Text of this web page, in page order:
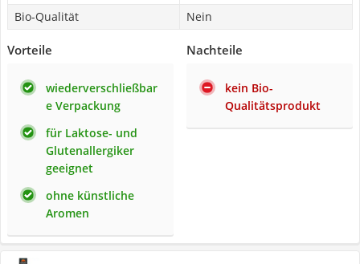
Bio-Qualität
Nein
Vorteile
wiederverschließbar
e Verpackung
für Laktose- und
Glutenallergiker
geeignet
ohne künstliche
Aromen
Nachteile
kein Bio-
Qualitätsprodukt